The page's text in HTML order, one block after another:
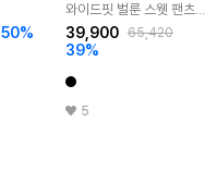
50%
와이드핏 벌룬 스웻 팬츠
(BLACK)
39,900 65,420
39%
5